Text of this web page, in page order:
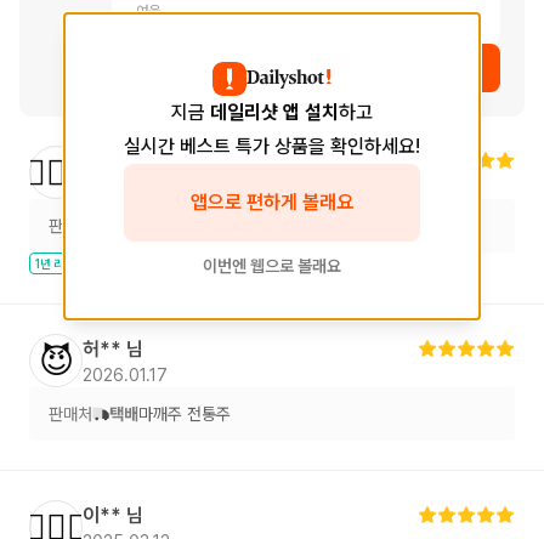
여운
상품 보러가기
🙆🏻‍♀️ 님
판매처
1년 리뷰
😈 허** 님
2026.01.17
판매처 택배마깨주 전통주
🙆🏻‍♀️이** 님
지금 데일리샷 앱 설치 하고
실시간 베스트 특가 상품을 확인하세요!
앱으로 편하게 볼래요
이번엔 웹으로 볼래요